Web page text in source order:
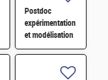
par des
composés redox
H/F
Postdoc
expérimentation
et modélisation
multiphysique